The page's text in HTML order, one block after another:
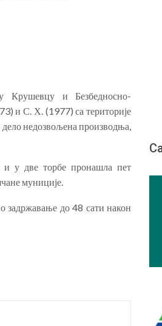
Крушевцу и Безбедносно-
и С. Х. (1977) са територије
недозвољена производња,
и у две торбе пронашла пет
муниције.
задржавање до 48 сати након